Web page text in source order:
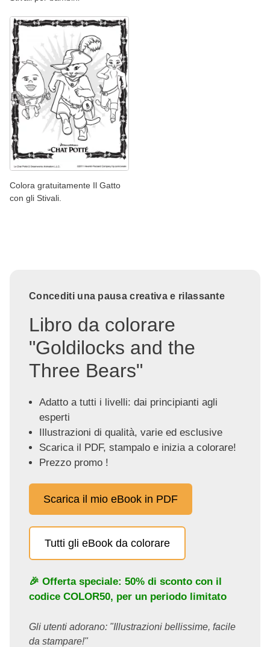
Colora gratuitamente Il Gatto
con gli Stivali.
Concediti una pausa creativa e rilassante
Libro da colorare
"Goldilocks and the
Three Bears"
Adatto a tutti i livelli: dai principianti agli
esperti
Illustrazioni di qualità, varie ed esclusive
Scarica il PDF, stampalo e inizia a colorare!
Prezzo promo !
Scarica il mio eBook in PDF
Tutti gli eBook da colorare
🎉 Offerta speciale: 50% di sconto con il
codice COLOR50, per un periodo limitato
Gli utenti adorano: "Illustrazioni bellissime, facile
da stampare!"